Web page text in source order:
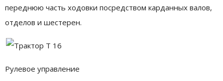
переднюю часть ходовки посредством карданных валов,
отделов и шестерен.
Рулевое управление